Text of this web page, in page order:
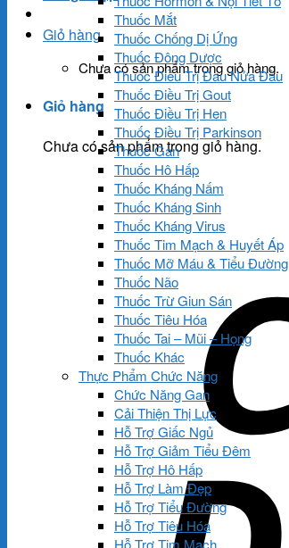
Giỏ hàng
Chưa có sản phẩm trong giỏ hàng.
Giỏ hàng
Chưa có sản phẩm trong giỏ hàng.
Thuốc Mắt
Thuốc Chống Dị Ứng
Thuốc Đông Dược
Thuốc Điều Trị Đau Nửa Đầu
Thuốc Điều Trị Gout
Thuốc Điều Trị Hen
Thuốc Điều Trị Parkinson
Thuốc Gan
Thuốc Hô Hấp
Thuốc Kháng Nấm
Thuốc Kháng Sinh
Thuốc Kháng Virus
Thuốc Tim Mạch & Huyết Áp
Thuốc Mỡ Máu & Tiểu Đường
Thuốc Não
Thuốc Trừ Giun Sán
Thuốc Tiêu Hóa
Thuốc Tai – Mũi – Họng
Thuốc Khác
Thực Phẩm Chức Năng
Chức Năng Gan
Cải Thiện Thị Lực
Hỗ Trợ Giấc Ngủ
Hỗ Trợ Giảm Tiểu Đêm
Hỗ Trợ Hô Hấp
Hỗ Trợ Làm Đẹp
Hỗ Trợ Tiểu Đường
Hỗ Trợ Tiêu Hóa
Hỗ Trợ Tim Mạch